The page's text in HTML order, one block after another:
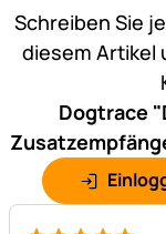
Schreiben Sie
diesem Artikel
Dogtrace